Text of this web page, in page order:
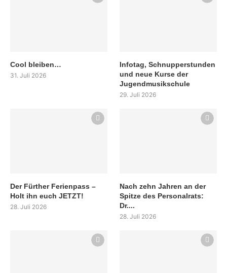
Cool bleiben…
31. Juli 2026
Infotag, Schnupperstunden
und neue Kurse der
Jugendmusikschule
29. Juli 2026
Der Fürther Ferienpass –
Holt ihn euch JETZT!
28. Juli 2026
Nach zehn Jahren an der
Spitze des Personalrats:
Dr....
28. Juli 2026